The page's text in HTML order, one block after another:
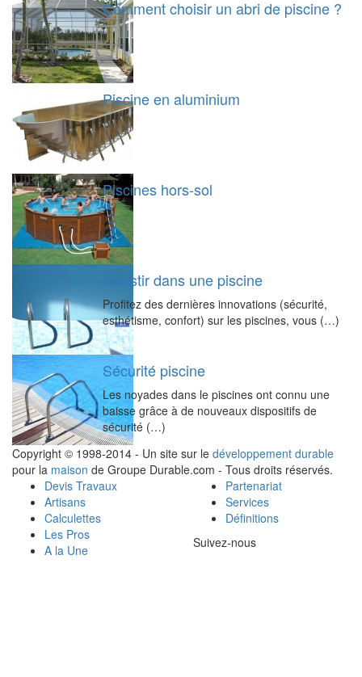
Comment choisir un abri de piscine ?
Piscine en aluminium
Piscines hors-sol
Investir dans une piscine
Profitez des dernières innovations (sécurité,
esthétisme, confort) sur les piscines, vous (…)
Sécurité piscine
Les noyades dans le piscines ont connu une
baisse grâce à de nouveaux dispositifs de
sécurité (…)
Copyright © 1998-2014 - Un site sur le développement durable
pour la maison de Groupe Durable.com - Tous droits réservés.
Devis Travaux
Artisans
Calculettes
Les Pros
A la Une
Partenariat
Services
Définitions
Suivez-nous